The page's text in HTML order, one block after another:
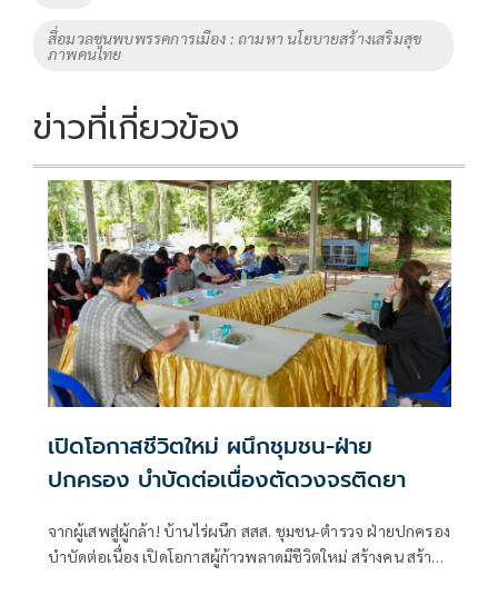
สื่อมวลชนพบพรรคการเมือง : ถามหา นโยบายสร้างเสริมสุข
ภาพคนไทย
ข่าวที่เกี่ยวข้อง
เปิดโอกาสชีวิตใหม่ ผนึกชุมชน-ฝ่าย
ปกครอง บำบัดต่อเนื่องตัดวงจรติดยา
จากผู้เสพสู่ผู้กล้า! บ้านไร่ผนึก สสส. ชุมชน-ตำรวจ ฝ่ายปกครอง
บำบัดต่อเนื่อง เปิดโอกาสผู้ก้าวพลาดมีชีวิตใหม่ สร้างคน สร้าง